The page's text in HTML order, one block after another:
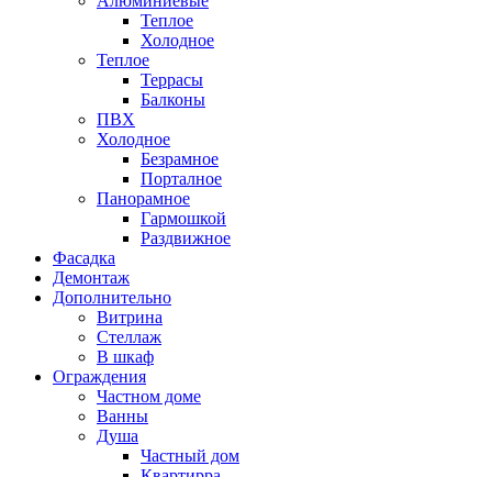
Теплое
Холодное
Теплое
Террасы
Балконы
ПВХ
Холодное
Безрамное
Порталное
Панорамное
Гармошкой
Раздвижное
Фасадка
Демонтаж
Дополнительно
Витрина
Стеллаж
В шкаф
Ограждения
Частном доме
Ванны
Душа
Частный дом